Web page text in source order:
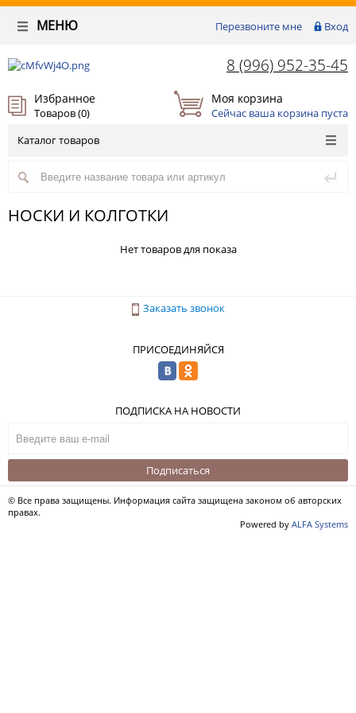
Перезвоните мне Вход
МЕНЮ
8 (996) 952-35-45
Избранное
Товаров (0)
Моя корзина
Сейчас ваша корзина пуста
Каталог товаров
НОСКИ И КОЛГОТКИ
Нет товаров для показа
Заказать звонок
ПРИСОЕДИНЯЙСЯ
ПОДПИСКА НА НОВОСТИ
Подписаться
© Все права защищены. Информация сайта защищена законом об авторских
правах.
Powered by ALFA Systems